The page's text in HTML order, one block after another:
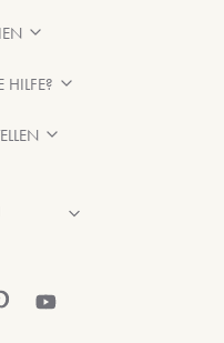
HILFE?